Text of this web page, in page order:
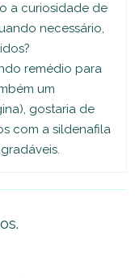
a curiosidade de
necessário,
remédio para
um
gostaria de
com a sildenafila